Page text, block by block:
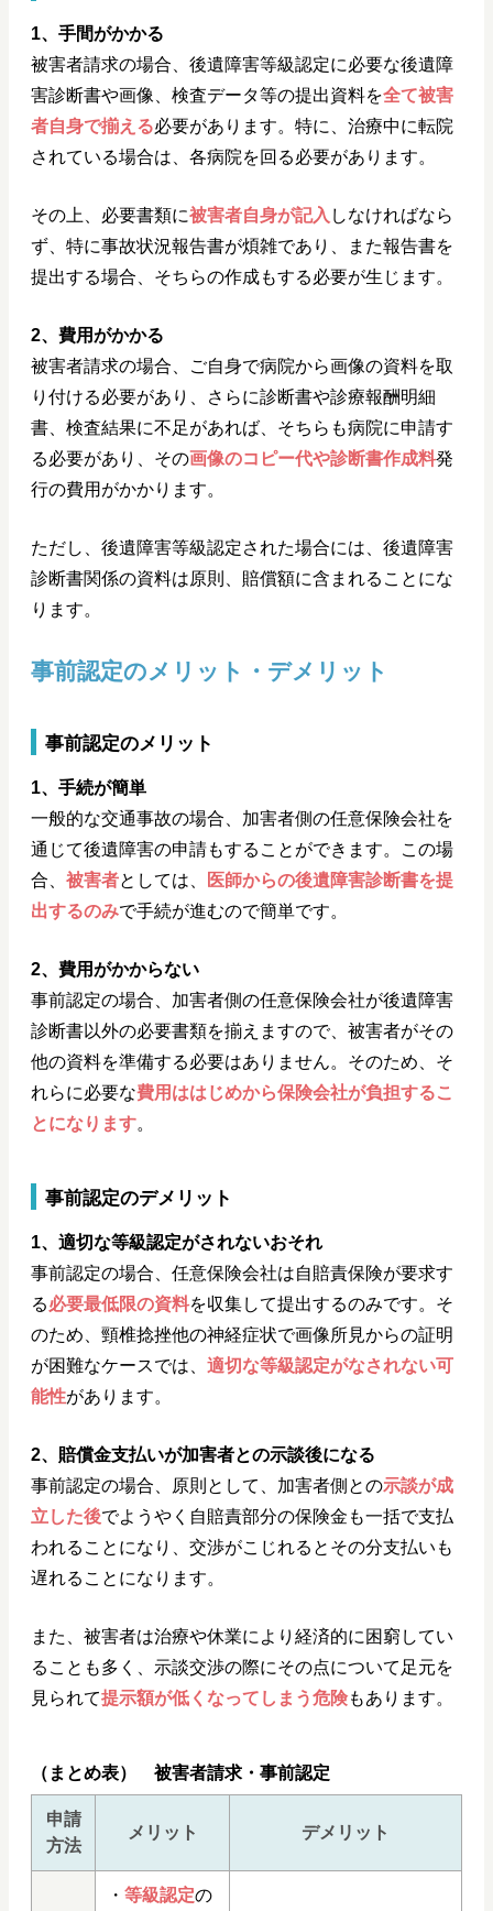
1、手間がかかる
被害者請求の場合、後遺障害等級認定に必要な後遺障
害診断書や画像、検査データ等の提出資料を全て被害
者自身で揃える必要があります。特に、治療中に転院
されている場合は、各病院を回る必要があります。
その上、必要書類に被害者自身が記入 しなければなら
ず、特に事故状況報告書が煩雑であり、また報告書を
提出する場合、そちらの作成もする必要が生じます。
2、費用がかかる
被害者請求の場合、ご自身で病院から画像の資料を取
り付ける必要があり、さらに診断書や診療報酬明細
書、検査結果に不足があれば、そちらも病院に申請す
る必要があり、その画像のコピー代や診断書作成料発
行の費用がかかります。
ただし、後遺障害等級認定された場合には、後遺障害
診断書関係の資料は原則、賠償額に含まれることにな
ります。
事前認定のメリット・デメリット
事前認定のメリット
1、手続が簡単
一般的な交通事故の場合、加害者側の任意保険会社を
通じて後遺障害の申請もすることができます。この場
合、 被害者としては、
医師からの後遺障害診断書を提
出するのみで手続が進むので簡単です。
2、費用がかからない
事前認定の場合、加害者側の任意保険会社が後遺障害
診断書以外の必要書類を揃えますので、被害者がその
他の資料を準備する必要はありません。そのため、そ
れらに必要な費用ははじめから保険会社が負担するこ
とになります。
事前認定のデメリット
1、適切な等級認定がされないおそれ
事前認定の場合、任意保険会社は自賠責保険が要求す
る必要最低限の資料を収集して提出するのみです。そ
のため、頸椎捻挫他の神経症状で画像所見からの証明
が困難なケースでは、 適切な等級認定がなされない可
能性があります。
2、賠償金支払いが加害者との示談後になる
事前認定の場合、原則として、加害者側との示談が成
立した後でようやく自賠責部分の保険金も一括で支払
われることになり、交渉がこじれるとその分支払いも
遅れることになります。
また、被害者は治療や休業により経済的に困窮してい
ることも多く、示談交渉の際にその点について足元を
見られて提示額が低くなってしまう危険もあります。
（まとめ表） 被害者請求・事前認定
申請
方法
メリット デメリット
・ 等級認定の